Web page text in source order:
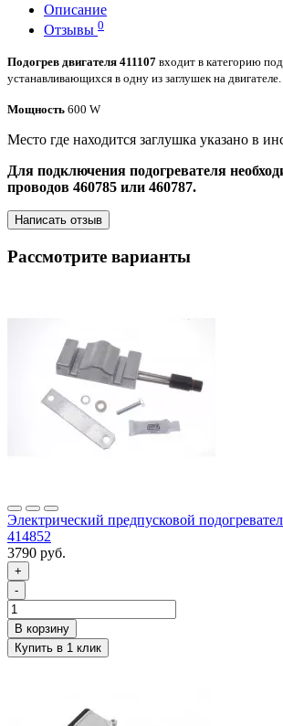
Описание
Отзывы 0
Подогрев двигателя 411107 входит в категорию
устанавливающихся в одну из заглушек на двигателе.
Мощность 600 W
Место где находится заглушка указано в
Для подключения подогревателя
проводов 460785 или 460787.
Написать отзыв
Рассмотрите варианты
Электрический предпусковой
414852
3790 руб.
+
-